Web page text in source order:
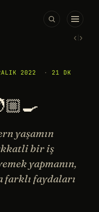
‹›
2022 ·
21 DK
yaşamın
bir iş
yapmanın,
farklı faydaları